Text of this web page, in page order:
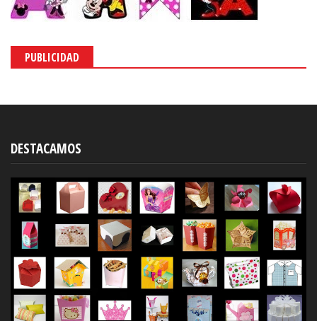
PUBLICIDAD
DESTACAMOS